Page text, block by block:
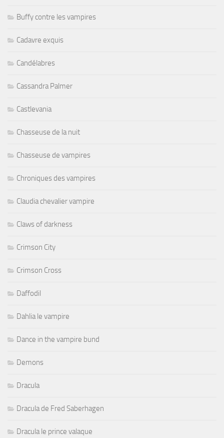
Buffy contre les vampires
Cadavre exquis
Candélabres
Cassandra Palmer
Castlevania
Chasseuse de la nuit
Chasseuse de vampires
Chroniques des vampires
Claudia chevalier vampire
Claws of darkness
Crimson City
Crimson Cross
Daffodil
Dahlia le vampire
Dance in the vampire bund
Demons
Dracula
Dracula de Fred Saberhagen
Dracula le prince valaque